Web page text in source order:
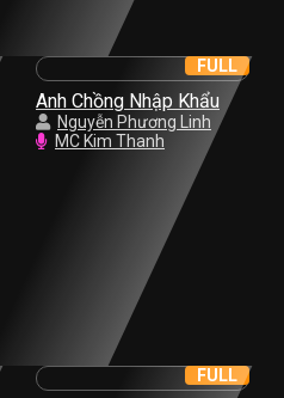
Anh Chồng Nhập Khẩu
Nguyễn Phương Linh
MC Kim Thanh
FULL
FULL